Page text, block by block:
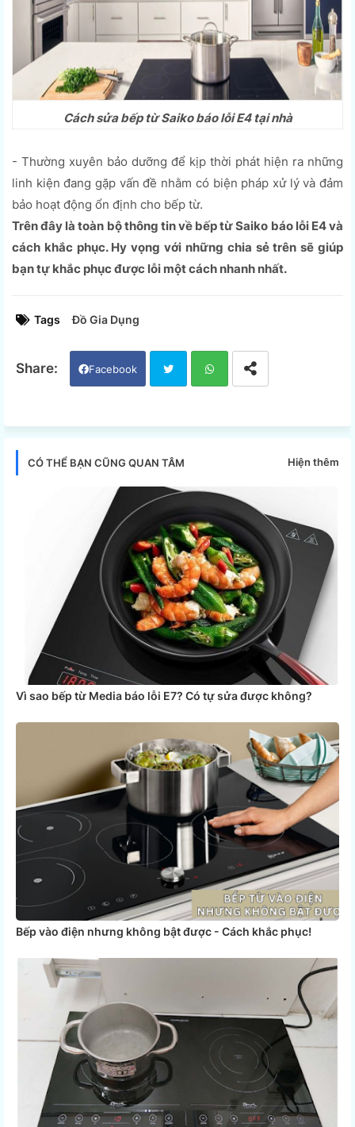
Cách sửa bếp từ Saiko báo lỗi E4 tại nhà
- Thường xuyên bảo dưỡng để kịp thời phát hiện ra những
linh kiện đang gặp vấn đề nhằm có biện pháp xử lý và đảm
bảo hoạt động ổn định cho bếp từ.
Trên đây là toàn bộ thông tin về bếp từ Saiko báo lỗi E4 và
cách khắc phục. Hy vọng với những chia sẻ trên sẽ giúp
bạn tự khắc phục được lỗi một cách nhanh nhất.
Tags Đồ Gia Dụng
Facebook
CÓ THỂ BẠN CŨNG QUAN TÂM Hiện thêm
Vì sao bếp từ Media báo lỗi E7? Có tự sửa được không?
Bếp vào điện nhưng không bật được - Cách khắc phục!